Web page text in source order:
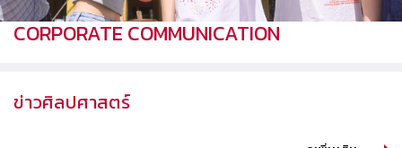
CORPORATE COMMUNICATION
ข่าวศิลปศาสตร์